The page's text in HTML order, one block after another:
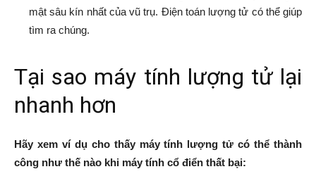
mật sâu kín nhất của vũ trụ. Điện toán lượng tử có thể giúp
tìm ra chúng.
Tại sao máy tính lượng tử lại
nhanh hơn
Hãy xem ví dụ cho thấy máy tính lượng tử có thể thành
công như thế nào khi máy tính cổ điển thất bại: